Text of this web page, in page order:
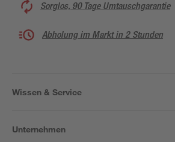
Sorglos, 90 Tage Umtauschgarantie
Abholung im Markt in 2 Stunden
Wissen & Service
Unternehmen